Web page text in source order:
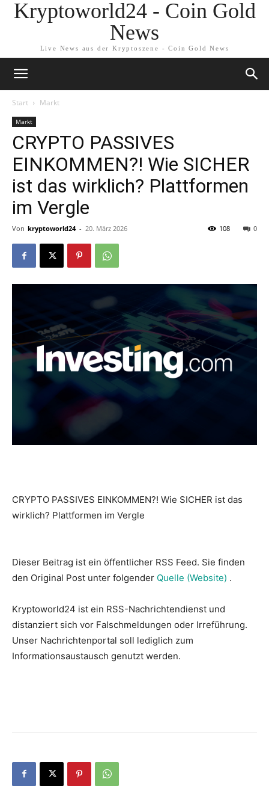
Kryptoworld24 - Coin Gold
News
Live News aus der Kryptoszene - Coin Gold News
Start Markt
Markt
CRYPTO PASSIVES
EINKOMMEN?! Wie SICHER
ist das wirklich? Plattformen
im Vergle
Von kryptoworld24 - 20. März 2026 0
108
CRYPTO PASSIVES EINKOMMEN?! Wie SICHER ist das
wirklich? Plattformen im Vergle
Dieser Beitrag ist ein öffentlicher RSS Feed. Sie finden
den Original Post unter folgender Quelle (Website) .
Kryptoworld24 ist ein RSS-Nachrichtendienst und
distanziert sich vor Falschmeldungen oder Irreführung.
Unser Nachrichtenportal soll lediglich zum
Informationsaustausch genutzt werden.